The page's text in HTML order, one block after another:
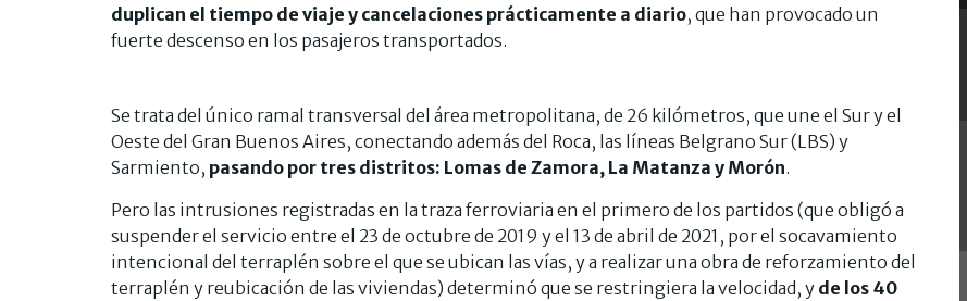
duplican el tiempo de viaje y cancelaciones prácticamente a diario, que han provocado un
fuerte descenso en los pasajeros transportados.
Se trata del único ramal transversal del área metropolitana, de 26 kilómetros, que une el Sur y el
Oeste del Gran Buenos Aires, conectando además del Roca, las líneas Belgrano Sur (LBS) y
Sarmiento, pasando por tres distritos: Lomas de Zamora, La Matanza y Morón.
Pero las intrusiones registradas en la traza ferroviaria en el primero de los partidos (que obligó a
suspender el servicio entre el 23 de octubre de 2019 y el 13 de abril de 2021, por el socavamiento
intencional del terraplén sobre el que se ubican las vías, y a realizar una obra de reforzamiento del
terraplén y reubicación de las viviendas) determinó que se restringiera la velocidad, y de los 40